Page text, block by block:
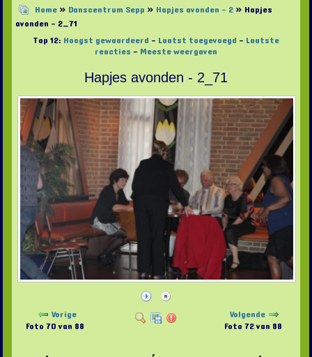
Home» Danscentrum Sepp » Hapjes avonden - 2» Hapjes
avonden - 2_71
Top 12: Hoogst gewaardeerd - Laatst toegevoegd - Laatste
reacties - Meeste weergaven
Hapjes avonden - 2_71
Vorige
Foto 70 van 88
Volgende
Foto 72 van 88